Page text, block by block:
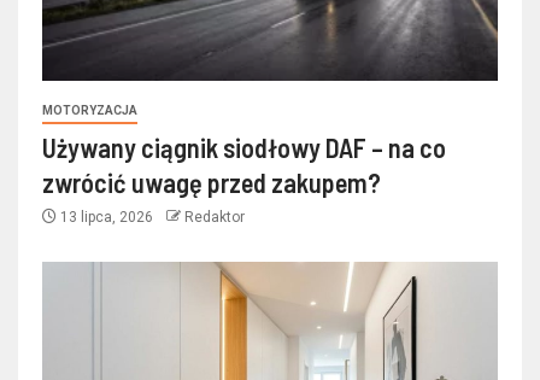
MOTORYZACJA
Używany ciągnik siodłowy DAF – na co
zwrócić uwagę przed zakupem?
13 lipca, 2026 Redaktor